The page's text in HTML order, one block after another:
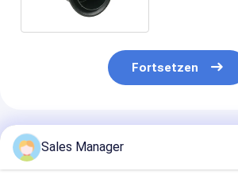
Fortsetzen
Empfohlene Produkte
Sales Manager